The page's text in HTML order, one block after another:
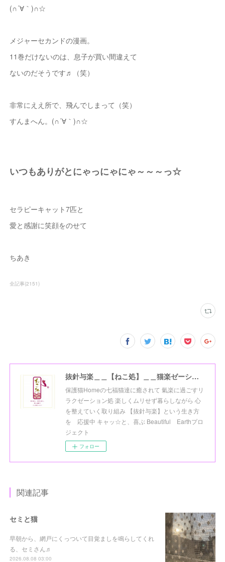
(∩´∀｀)∩☆
メジャーセカンドの漫画。
11巻だけないのは、息子が買い間違えて
ないのだそうです♬（笑）
非常にええ所で、飛んでしまって（笑）
すんまへん。(∩´∀｀)∩☆
いつもありがとにゃっにゃにゃ～～～っ☆
セラピーキャット7匹と
愛と感謝に笑顔をのせて
ちあき
全記事(2151)
抜針与楽＿＿【ねこ処】＿＿猫楽ゼーションHome☆
保護猫Homeの七福猫達に癒されて 氣楽に過ごすリ
ラクゼーション処 楽しくムリせず暮らしながら 心
を整えていく取り組み 【抜針与楽】という生き方
を 応援中 キャッ☆と、喜ぶ Beautiful Earthプロ
ジェクト
フォロー
関連記事
セミと猫
早朝から、網戸にくっついて目覚ましを鳴らしてくれ
る、セミさん♬
2026.08.08 03:00